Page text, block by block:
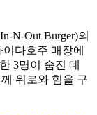
N-Out Burger)의
다호주 매장에
3명이 숨진 데
위로와 힘을 구